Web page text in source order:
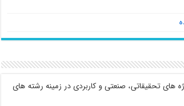
های تحقیقاتی، صنعتی و کاربردی در زمینه رشته های